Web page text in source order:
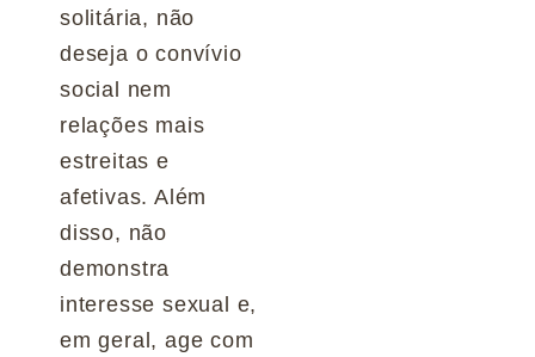
solitária, não
deseja o convívio
social nem
relações mais
estreitas e
afetivas. Além
disso, não
demonstra
interesse sexual e,
em geral, age com